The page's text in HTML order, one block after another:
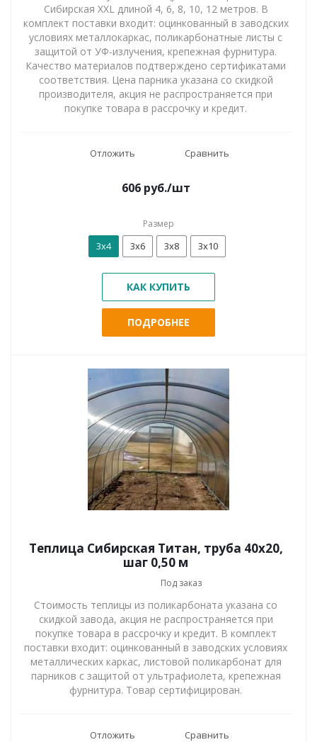
Сибирская XXL длиной 4, 6, 8, 10, 12 метров. В
комплект поставки входит: оцинкованный в заводских
условиях металлокаркас, поликарбонатные листы с
защитой от УФ-излучения, крепежная фурнитура.
Качество материалов подтверждено сертификатами
соответствия. Цена парника указана со скидкой
производителя, акция не распространяется при
покупке товара в рассрочку и кредит.
Отложить Сравнить
606 руб./шт
Размер
3х4 3х6 3х8 3х10
КАК КУПИТЬ
ПОДРОБНЕЕ
Теплица Сибирская Титан, труба 40х20,
шаг 0,50 м
Под заказ
Стоимость теплицы из поликарбоната указана со
скидкой завода, акция не распространяется при
покупке товара в рассрочку и кредит. В комплект
поставки входит: оцинкованный в заводских условиях
металлических каркас, листовой поликарбонат для
парников с защитой от ультрафиолета, крепежная
фурнитура. Товар сертифицирован.
Отложить Сравнить